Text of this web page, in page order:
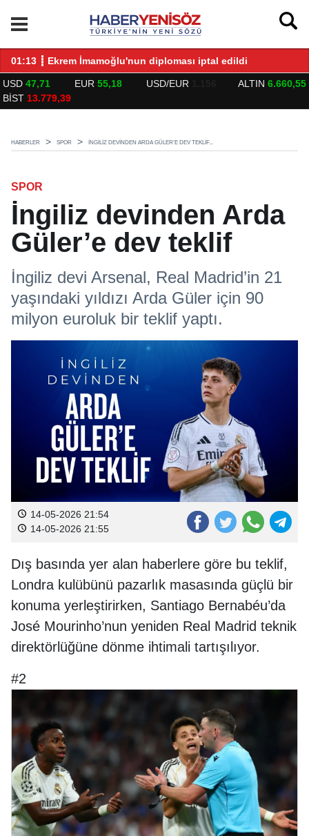
BULUŞTU
01:13 ┋ Ekrem İmamoğlu'nun diploması iptal edildi
USD 47,71 EUR 55,18 USD/EUR ALTIN 6.660,55
BİST 13.779,39
HABERLER SPOR İNGILIZ DEVINDEN ARDA GÜLER’E DEV TEKLIF...
SPOR
İngiliz devinden Arda
Güler’e dev teklif
İngiliz devi Arsenal, Real Madrid’in 21
yaşındaki yıldızı Arda Güler için 90
milyon euroluk bir teklif yaptı.
14-05-2026 21:54
14-05-2026 21:55
Dış basında yer alan haberlere göre bu teklif,
Londra kulübünü pazarlık masasında güçlü bir
konuma yerleştirirken, Santiago Bernabéu’da
José Mourinho’nun yeniden Real Madrid teknik
direktörlüğüne dönme ihtimali tartışılıyor.
#2